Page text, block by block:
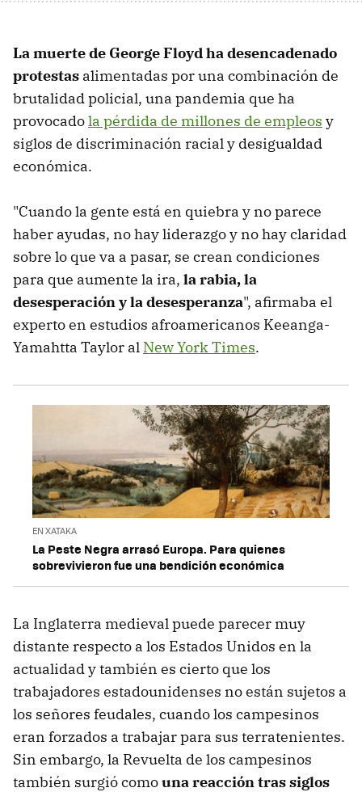
La muerte de George Floyd ha desencadenado
protestas alimentadas por una combinación de
brutalidad policial, una pandemia que ha
provocadola pérdida de millones de empleos y
siglos de discriminación racial y desigualdad
económica.
"Cuando la gente está en quiebra y no parece
haber ayudas, no hay liderazgo y no hay claridad
sobre lo que va a pasar, se crean condiciones
para que aumente la ira, la rabia, la
desesperación y la desesperanza", afirmaba el
experto en estudios afroamericanos Keeanga-
Yamahtta Taylor al New York Times.
EN XATAKA
La Peste Negra arrasó Europa. Para quienes
sobrevivieron fue una bendición económica
La Inglaterra medieval puede parecer muy
distante respecto a los Estados Unidos en la
actualidad y también es cierto que los
trabajadores estadounidenses no están sujetos a
los señores feudales, cuando los campesinos
eran forzados a trabajar para sus terratenientes.
Sin embargo, la Revuelta de los campesinos
también surgió comouna reacción tras siglos